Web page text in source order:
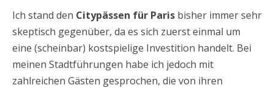
Ich stand den Citypässen für Paris bisher immer sehr
skeptisch gegenüber, da es sich zuerst einmal um
eine (scheinbar) kostspielige Investition handelt. Bei
meinen Stadtführungen habe ich jedoch mit
zahlreichen Gästen gesprochen, die von ihren